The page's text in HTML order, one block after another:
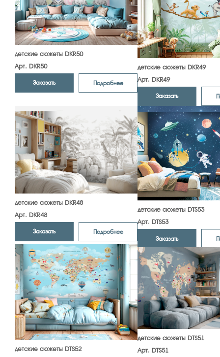
детские сюжеты DKR50
Арт. DKR50
Заказать Подробнее
детские сюжеты DKR49
Арт. DKR49
Заказать
детские сюжеты DKR48
Арт. DKR48
Заказать Подробнее
детские сюжеты DTS53
Арт. DTS53
Заказать
детские сюжеты DTS52
детские сюжеты DTS51
Арт. DTS51